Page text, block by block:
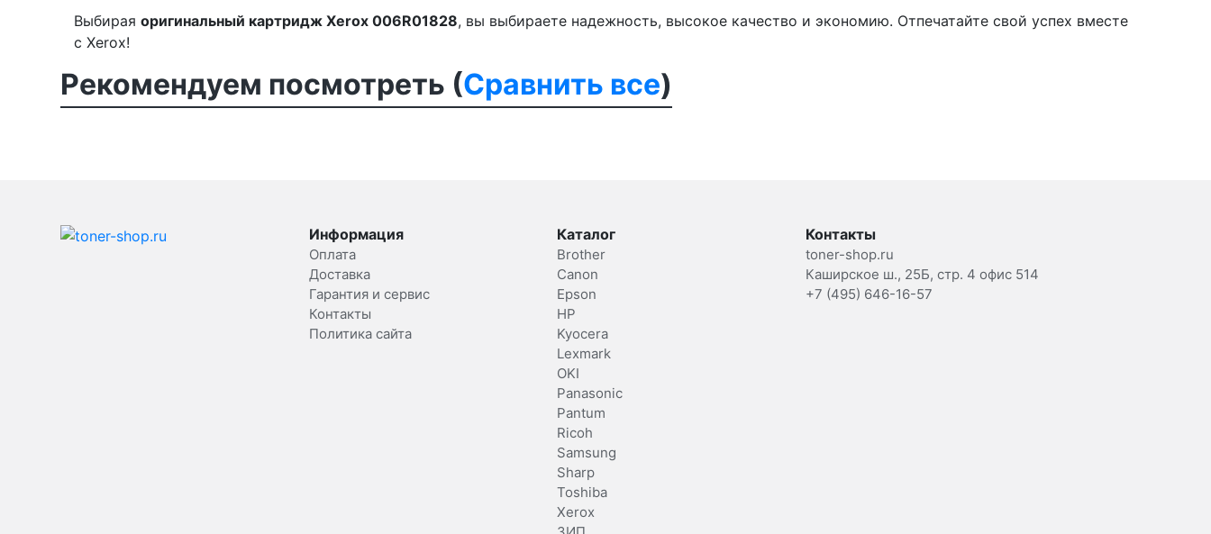
Выбирая оригинальный картридж Xerox 006R01828, вы выбираете надежность, высокое качество и экономию. Отпечатайте свой успех вместе
с Xerox!
Рекомендуем посмотреть (Сравнить все)
Информация
Оплата
Доставка
Гарантия и сервис
Контакты
Политика сайта
Каталог
Brother
Canon
Epson
HP
Kyocera
Lexmark
OKI
Panasonic
Pantum
Ricoh
Samsung
Sharp
Toshiba
Xerox
Контакты
toner-shop.ru
Каширское ш., 25Б, стр. 4 офис 514
+7 (495) 646-16-57